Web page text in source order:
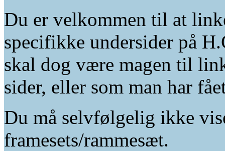
Du er velkommen til at
specifikke undersider på
skal dog være magen til
sider, eller som man har
Du må selvfølgelig ikke
framesets/rammesæt.